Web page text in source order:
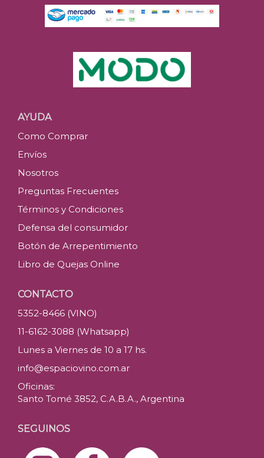
AYUDA
Como Comprar
Envíos
Nosotros
Preguntas Frecuentes
Términos y Condiciones
Defensa del consumidor
Botón de Arrepentimiento
Libro de Quejas Online
CONTACTO
5352-8466 (VINO)
11-6162-3088 (Whatsapp)
Lunes a Viernes de 10 a 17 hs.
info@espaciovino.com.ar
Oficinas:
Santo Tomé 3852, C.A.B.A., Argentina
SEGUINOS